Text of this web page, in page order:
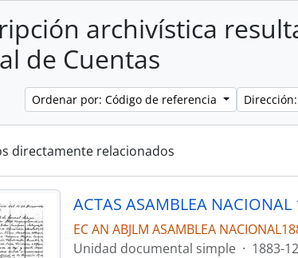
archivística
de Cuentas
Ordenar por: Código de referencia
directamente relacionados
ACTAS ASAMBLEA
EC AN ABJLM ASAMBLEA
Unidad documental simple · 1883-